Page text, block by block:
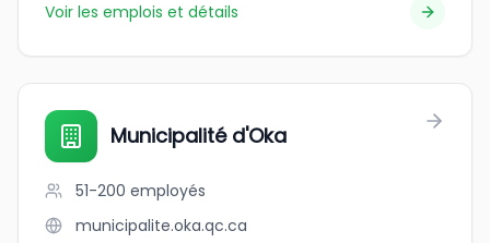
Voir les emplois et détails
Municipalité d'Oka
51-200 employés
municipalite.oka.qc.ca